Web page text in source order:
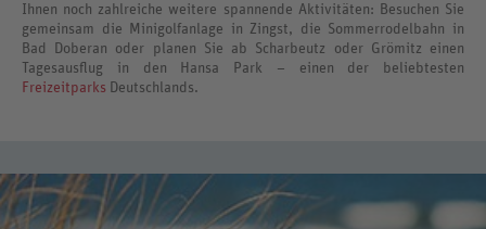
Ihnen noch zahlreiche weitere spannende Aktivitäten: Besuchen Sie
gemeinsam die Minigolfanlage in Zingst, die Sommerrodelbahn in
Bad Doberan oder planen Sie ab Scharbeutz oder Grömitz einen
Tagesausflug in den Hansa Park – einen der beliebtesten
Freizeitparks Deutschlands.